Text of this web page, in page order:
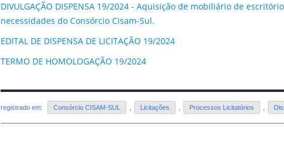
DIVULGAÇÃO DISPENSA 19/2024 - Aquisição de mobiliário de
necessidades do Consórcio Cisam-Sul.
EDITAL DE DISPENSA DE LICITAÇÃO 19/2024
TERMO DE HOMOLOGAÇÃO 19/2024
registrado em: Consórcio CISAM-SUL Licitações Processos Licitatórios